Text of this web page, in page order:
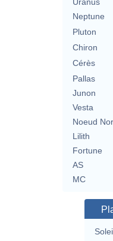
Uranus
Neptune
Pluton
Chiron
Cérès
Pallas
Junon
Vesta
Noeud
Lilith
Fortune
AS
MC